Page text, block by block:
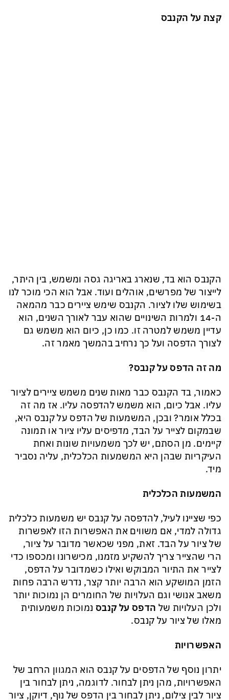
קצת על הקנבס
הקנבס הוא בד, שנארג באריגה גסה ומשמש, בין היתר,
לייצור של מפרשים, אוהלים ועוד. אבל הוא הכי מוכר לנו
בשימוש שלו לציור. הקנבס שימש ציירים כבר מהמאה
ה-14 ולמרות השינויים שהוא עבר לאורך השנים, הוא
עדיין משמש למטרה זו. כמו כן, כיום הוא משמש גם
לצורך הדפסה ועל כך נרחיב בהמשך מאמר זה.
מה זה הדפס על קנבס?
כאמור, בד הקנבס כבר מאות שנים משמש ציירים לציור
עליו. אבל כיום, הוא משמש להדפסה עליו. אז מה זה
בכלל אומר? ובכן, המשמעות של הדפס על קנבס היא,
שבמקום לצייר על הבד, מדפיסים עליו ציור או תמונה
קיימים. מן הסתם, יש לכך משמעויות שונות ואחת
העיקריות שבהן היא המשמעות הכלכלית, עליה נסביר
מיד.
המשמעות הכלכלית
כפי שציינו לעיל, להדפסה על קנבס יש משמעות כלכלית
גדולה למדי, אם משווים את האפשרות הזו לאפשרות
של ציור על הבד. זאת, מפני שכאשר מדובר על ציור,
הרי שהצייר צריך להשקיע מזמנו, מכישרונו ומכספו כדי
לצייר את התיור המבוקש ואילו כשמדובר על הדפס,
הזמן המושקע הוא הרבה יותר קצר, נדרש הרבה פחות
משאב אנושי וגם העלויות של החומרים הן נמוכות יותר
ולכן העלויות של הדפס על קנבס נמוכות משמעותית
מאלו של ציור על קנבס.
האפשרויות
יתרון נוסף של הדפסים על קנבס הוא המגוון הרחב של
האפשרויות, מהן ניתן לבחור. לדוגמה, ניתן לבחור בין
ציור לבין צילום, ניתן לבחור בין הדפס של נוף, דיוקן, ציור